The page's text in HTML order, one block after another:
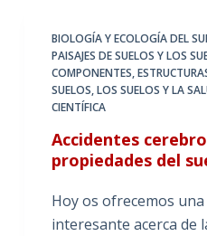
BIOLOGÍA Y ECOLOGÍA DEL
PAISAJES DE SUELOS Y LOS
COMPONENTES,
SUELOS,LOS SUELOS Y LA
CIENTÍFICA
Accidentes
propiedades del
Hoy os ofrecemos
interesante acerca de